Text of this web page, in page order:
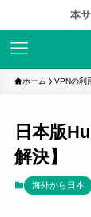
本
ホーム VPNの利
日本版
解決】
海外から日本